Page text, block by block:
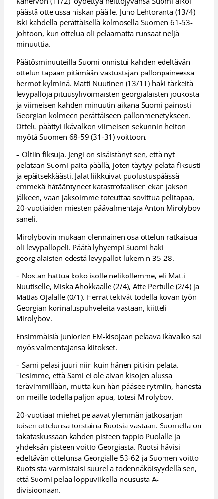
päästä ottelussa niskan päälle. Juho Lehtoranta (13/4)
iski kahdella perättäisellä kolmosella Suomen 61-53-
johtoon, kun ottelua oli pelaamatta runsaat neljä
minuuttia.
Päätösminuuteilla Suomi onnistui kahden edeltävän
ottelun tapaan pitämään vastustajan pallonpaineessa
hermot kylminä. Matti Nuutinen (13/11) haki tärkeitä
levypalloja pituusylivoimaisten georgialaisten joukosta
ja viimeisen kahden minuutin aikana Suomi painosti
Georgian kolmeen perättäiseen pallonmenetykseen.
Ottelu päättyi Ikävalkon viimeisen sekunnin heiton
myötä Suomen 68-59 (31-31) voittoon.
– Oltiin fiksuja. Jengi on sisäistänyt sen, että nyt
pelataan Suomi-paita päällä, joten täytyy pelata fiksusti
ja epäitsekkäästi. Jalat liikkuivat puolustuspäässä
emmekä hätääntyneet katastrofaalisen ekan jakson
jälkeen, vaan jaksoimme toteuttaa sovittua pelitapaa,
20-vuotiaiden miesten päävalmentaja Anton Mirolybov
saneli.
Mirolybovin mukaan olennainen osa ottelun ratkaisua
oli levypallopeli. Päätä lyhyempi Suomi haki
georgialaisten edestä levypallot lukemin 35-28.
– Nostan hattua koko isolle nelikollemme, eli Matti
Nuutiselle, Miska Ahokkaalle (2/4), Atte Pertulle (2/4) ja
Matias Ojalalle (0/1). Herrat tekivät todella kovan työn
Georgian korinaluspuhveleita vastaan, kiitteli
Mirolybov.
Ensimmäisiä juniorien EM-kisojaan pelaava Ikävalko sai
myös valmentajansa kiitokset.
– Sami pelasi juuri niin kuin hänen pitikin pelata.
Tiesimme, että Sami ei ole aivan kisojen alussa
terävimmillään, mutta kun hän pääsee rytmiin, hänestä
on meille todella paljon apua, totesi Mirolybov.
20-vuotiaat miehet pelaavat ylemmän jatkosarjan
toisen ottelunsa torstaina Ruotsia vastaan. Suomella on
takataskussaan kahden pisteen tappio Puolalle ja
yhdeksän pisteen voitto Georgiasta. Ruotsi hävisi
edeltävän ottelunsa Georgialle 53-62 ja Suomen voitto
Ruotsista varmistaisi suurella todennäköisyydellä sen,
että Suomi pelaa loppuviikolla noususta A-
divisioonaan.